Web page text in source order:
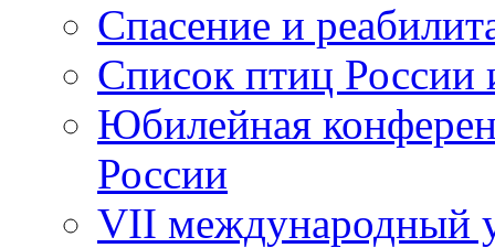
Спасение и
Список птиц России
Юбилейная
России
VII международный